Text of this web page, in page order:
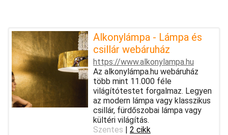
Alkonylámpa - Lámpa és
csillár webáruház
https://www.alkonylampa.hu
Az alkonylámpa.hu webáruház
több mint 11.000 féle
világítótestet forgalmaz. Legyen
az modern lámpa vagy klasszikus
csillár, fürdőszobai lámpa vagy
kültéri világítás.
Szentes | 2 cikk